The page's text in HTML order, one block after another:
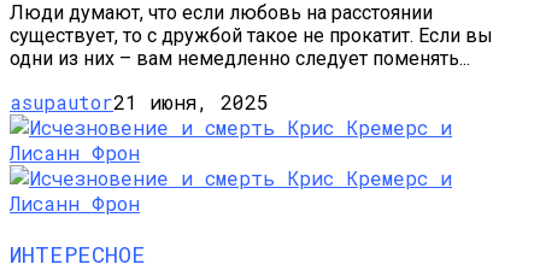
Люди думают, что если любовь на расстоянии
существует, то с дружбой такое не прокатит. Если вы
одни из них – вам немедленно следует поменять...
asupautor21 июня, 2025
ИНТЕРЕСНОЕ